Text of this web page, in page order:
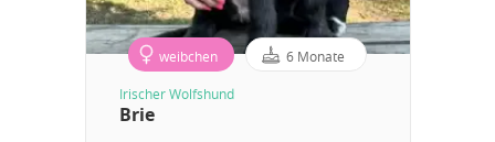
weibchen 6 Monate
Irischer Wolfshund
Brie